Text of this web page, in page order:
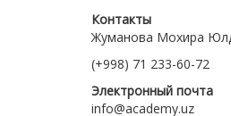
Контакты
Жуманова Мохира
(+998) 71 233-60-72
Электронный почта
info@academy.uz